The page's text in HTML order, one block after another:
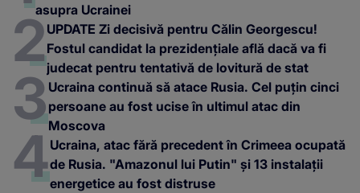
asupra Ucrainei
UPDATE Zi decisivă pentru Călin Georgescu!
Fostul candidat la prezidențiale află dacă va fi
judecat pentru tentativă de lovitură de stat
Ucraina continuă să atace Rusia. Cel puțin cinci
persoane au fost ucise în ultimul atac din
Moscova
Ucraina, atac fără precedent în Crimeea ocupată
de Rusia. "Amazonul lui Putin" și 13 instalații
energetice au fost distruse